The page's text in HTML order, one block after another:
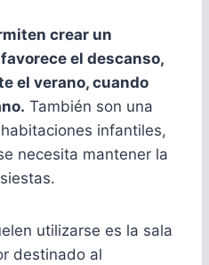
crear un
el descanso,
el verano, cuando
También son una
infantiles,
necesita mantener la
utilizarse es la sala
destinado al